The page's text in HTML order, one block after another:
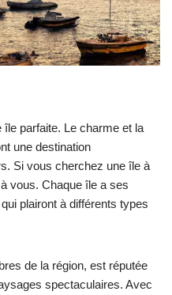
parfaite. Le charme et la
une destination
Si vous cherchez une île à
vous. Chaque île a ses
plairont à différents types
de la région, est réputée
spectaculaires. Avec